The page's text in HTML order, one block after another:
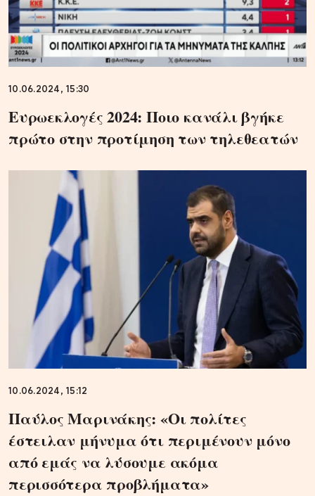
10.06.2024, 15:30
Ευρωεκλογές 2024: Ποιο κανάλι βγήκε
πρώτο στην προτίμηση των τηλεθεατών
10.06.2024, 15:12
Παύλος Μαρινάκης: «Οι πολίτες
έστειλαν μήνυμα ότι περιμένουν μόνο
από εμάς να λύσουμε ακόμα
περισσότερα προβλήματα»